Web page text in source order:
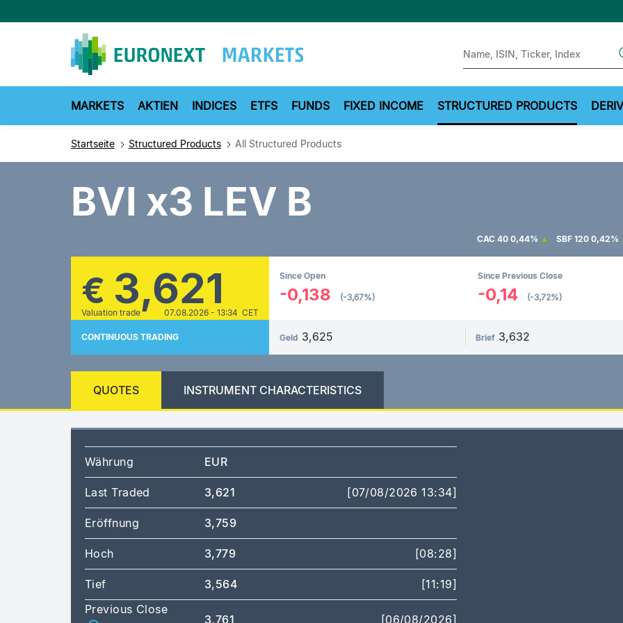
zum
MARKETS AKTIEN INDICES ETFS FUNDS FIXED INCOME STRUCTURED PRODUCTS
Startseite Structured Products All Structured Products
BVI x3 LEV B
CAC 40 0,44% SBF 120 0,42%
€ 3,621
Valuation trade 07.08.2026 - 13:34 CET
CONTINUOUS TRADING
Since Open
-0,138 (-3,67%)
Since Previous Close
-0,14 (-3,72%)
Geld 3,625 Brief 3,632
QUOTES INSTRUMENT CHARACTERISTICS
Währung EUR
Last Traded 3,621 [07/08/2026 13:34]
Eröffnung 3,759
Hoch 3,779 [08:28]
Tief 3,564
[11:19]
Previous Close
3,761 [06/08/2026]